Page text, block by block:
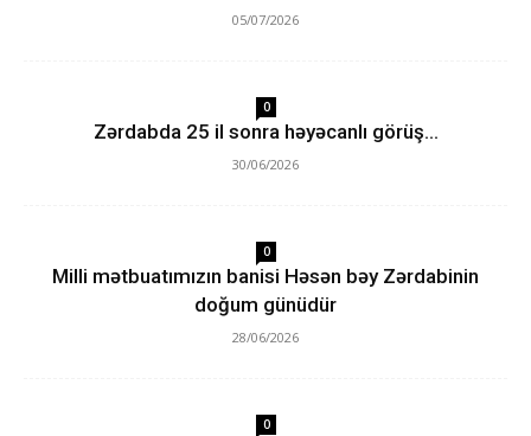
05/07/2026
0
Zərdabda 25 il sonra həyəcanlı görüş…
30/06/2026
0
Milli mətbuatımızın banisi Həsən bəy Zərdabinin
doğum günüdür
28/06/2026
0